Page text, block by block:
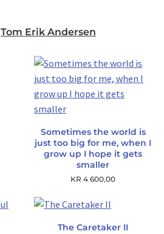
Tom Erik Andersen
Sometimes the world is
just too big for me, when I
grow up I hope it gets
smaller
KR 4 600,00
The Caretaker II